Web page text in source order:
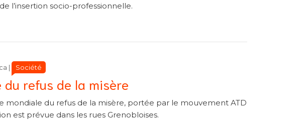
l’insertion socio-professionnelle.
du refus de la misère
Catégories
Catégories
Société
mondiale du refus de la misère, portée par le mouvement ATD
est prévue dans les rues Grenobloises.